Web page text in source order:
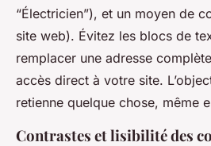
“Électricien”), et un moyen de
site web). Évitez les blocs de
remplacer une adresse
accès direct à votre site.
retienne quelque chose, même
Contrastes et lisibilité des